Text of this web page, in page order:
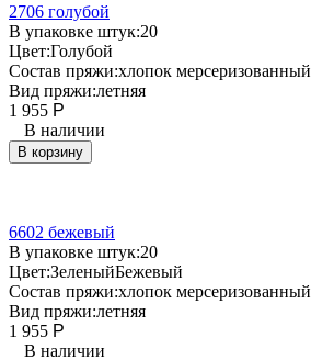
2706 голубой
В упаковке штук:20
Цвет:Голубой
Состав пряжи:хлопок мерсеризованный
Вид пряжи:летняя
1 955 Р
В наличии
В корзину
6602 бежевый
В упаковке штук:20
Цвет:ЗеленыйБежевый
Состав пряжи:хлопок мерсеризованный
Вид пряжи:летняя
1 955 Р
В наличии